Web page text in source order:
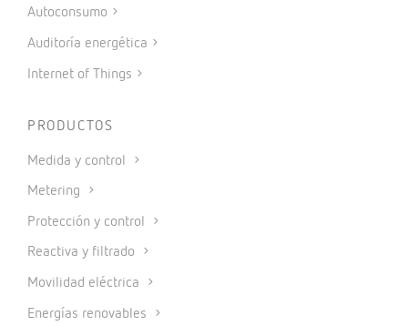
Autoconsumo
Auditoría energética
Internet of Things
PRODUCTOS
Medida y control
Metering
Protección y control
Reactiva y filtrado
Movilidad eléctrica
Energías renovables